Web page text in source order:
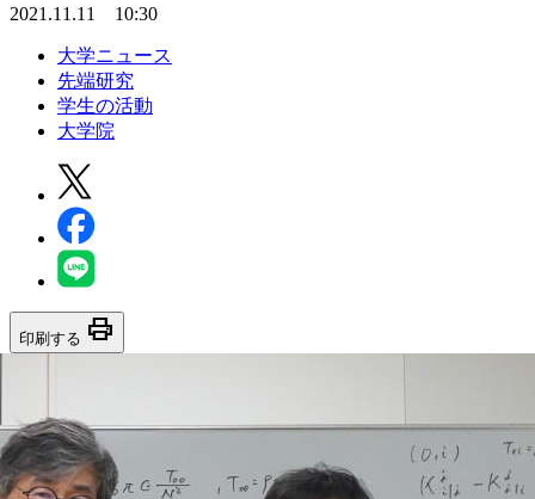
2021.11.11 10:30
大学ニュース
先端研究
学生の活動
大学院
印刷する print